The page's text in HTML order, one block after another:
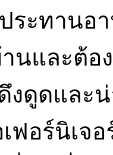
ระทาน
นและต้อ
ดูดและ
ฟอร์นิเจ